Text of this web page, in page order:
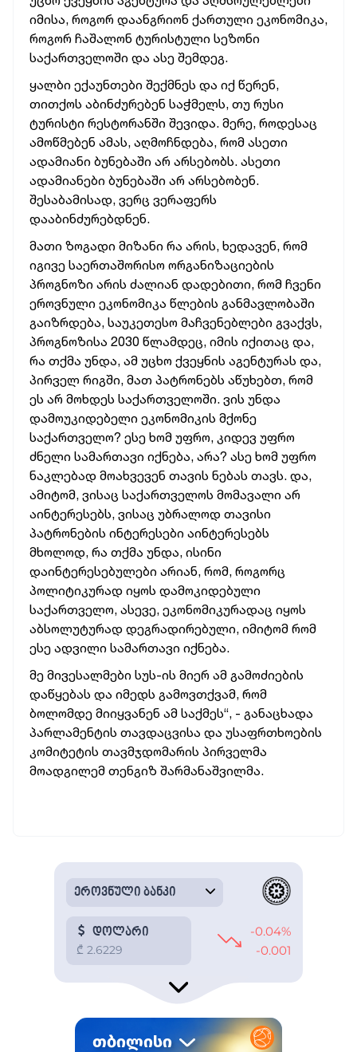
იმისა, როგორ დაანგრიონ ქართული ეკონომიკა,
როგორ ჩაშალონ ტურისტული სეზონი
საქართველოში და ასე შემდეგ.
ყალბი ექაუნთები შექმნეს და იქ წერენ,
თითქოს აბინძურებენ საჭმელს, თუ რუსი
ტურისტი რესტორანში შევიდა. მერე, როდესაც
ამოწმებენ ამას, აღმოჩნდება, რომ ასეთი
ადამიანი ბუნებაში არ არსებობს. ასეთი
ადამიანები ბუნებაში არ არსებობენ.
შესაბამისად, ვერც ვერაფერს
დააბინძურებდნენ.
მათი ზოგადი მიზანი რა არის, ხედავენ, რომ
იგივე საერთაშორისო ორგანიზაციების
პროგნოზი არის ძალიან დადებითი, რომ ჩვენი
ეროვნული ეკონომიკა წლების განმავლობაში
გაიზრდება, საუკეთესო მაჩვენებლები გვაქვს,
პროგნოზისა 2030 წლამდეც, იმის იქითაც და,
რა თქმა უნდა, ამ უცხო ქვეყნის აგენტურას და,
პირველ რიგში, მათ პატრონებს აწუხებთ, რომ
ეს არ მოხდეს საქართველოში. ვის უნდა
დამოუკიდებელი ეკონომიკის მქონე
საქართველო? ესე ხომ უფრო, კიდევ უფრო
ძნელი სამართავი იქნება, არა? ასე ხომ უფრო
ნაკლებად მოახვევენ თავის ნებას თავს. და,
ამიტომ, ვისაც საქართველოს მომავალი არ
აინტერესებს, ვისაც უბრალოდ თავისი
პატრონების ინტერესები აინტერესებს
მხოლოდ, რა თქმა უნდა, ისინი
დაინტერესებულები არიან, რომ, როგორც
პოლიტიკურად იყოს დამოკიდებული
საქართველო, ასევე, ეკონომიკურადაც იყოს
აბსოლუტურად დეგრადირებული, იმიტომ რომ
ესე ადვილი სამართავი იქნება.
მე მივესალმები სუს-ის მიერ ამ გამოძიების
დაწყებას და იმედს გამოვთქვამ, რომ
ბოლომდე მიიყვანენ ამ საქმეს“, - განაცხადა
პარლამენტის თავდაცვისა და უსაფრთხოების
კომიტეტის თავმჯდომარის პირველმა
მოადგილემ თენგიზ შარმანაშვილმა.